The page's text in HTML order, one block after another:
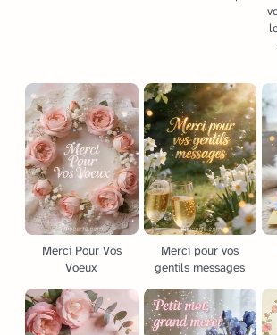
Merci Pour Vos
Voeux
Merci pour vos
gentils messages